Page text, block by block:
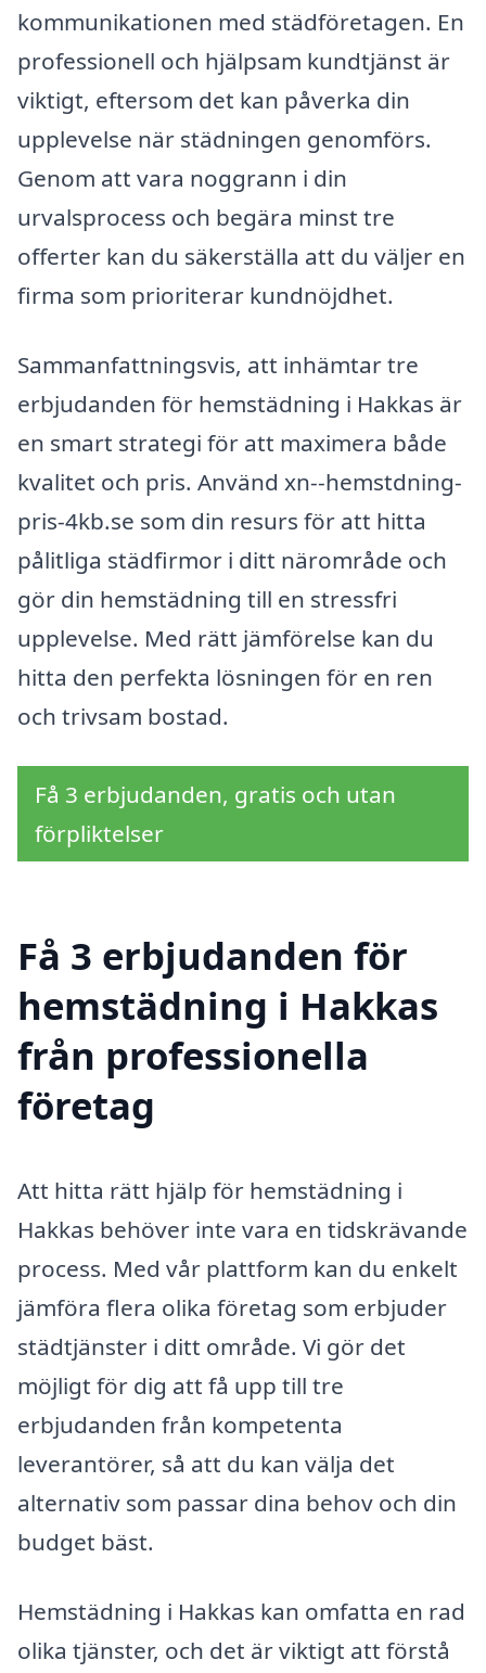
kommunikationen med städföretagen. En
professionell och hjälpsam kundtjänst är
viktigt, eftersom det kan påverka din
upplevelse när städningen genomförs.
Genom att vara noggrann i din
urvalsprocess och begära minst tre
offerter kan du säkerställa att du väljer en
firma som prioriterar kundnöjdhet.
Sammanfattningsvis, att inhämtar tre
erbjudanden för hemstädning i Hakkas är
en smart strategi för att maximera både
kvalitet och pris. Använd xn--hemstdning-
pris-4kb.se som din resurs för att hitta
pålitliga städfirmor i ditt närområde och
gör din hemstädning till en stressfri
upplevelse. Med rätt jämförelse kan du
hitta den perfekta lösningen för en ren
och trivsam bostad.
Få 3 erbjudanden, gratis och utan
förpliktelser
Få 3 erbjudanden för
hemstädning i Hakkas
från professionella
företag
Att hitta rätt hjälp för hemstädning i
Hakkas behöver inte vara en tidskrävande
process. Med vår plattform kan du enkelt
jämföra flera olika företag som erbjuder
städtjänster i ditt område. Vi gör det
möjligt för dig att få upp till tre
erbjudanden från kompetenta
leverantörer, så att du kan välja det
alternativ som passar dina behov och din
budget bäst.
Hemstädning i Hakkas kan omfatta en rad
olika tjänster, och det är viktigt att förstå